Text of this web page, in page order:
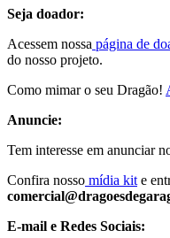
Seja doador:
Acessem nossa página de
do nosso projeto.
Como mimar o seu Dragão!
Anuncie:
Tem interesse em anunciar
Confira nosso mídia kit e
E-mail e Redes Sociais: